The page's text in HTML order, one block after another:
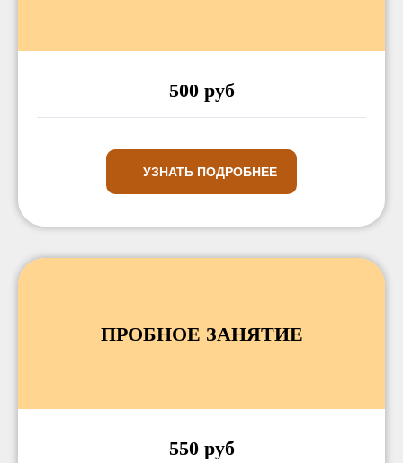
500 руб
УЗНАТЬ ПОДРОБНЕЕ
ПРОБНОЕ ЗАНЯТИЕ
550 руб